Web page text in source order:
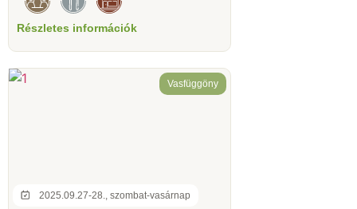
Részletes információk
2025.09.27-28., szombat-vasárnap
Vasfüggöny